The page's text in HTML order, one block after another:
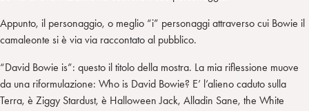
Appunto, il personaggio, o meglio “i” personaggi attraverso cui Bowie il
camaleonte si è via via raccontato al pubblico.
“David Bowie is”: questo il titolo della mostra. La mia riflessione muove
da una riformulazione: Who is David Bowie? E’ l’alieno caduto sulla
Terra, è Ziggy Stardust, è Halloween Jack, Alladin Sane, the White